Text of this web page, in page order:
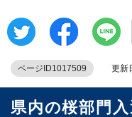
ページID1017509 更新
県内の桜部門